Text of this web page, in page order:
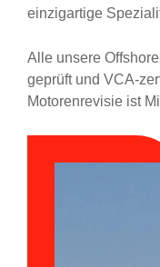
einzigartige
Alle unsere
geprüft und VCA-
Motorenrevisie ist